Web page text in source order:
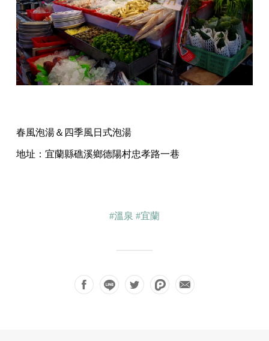
春風泡湯＆四季風日式泡湯
地址：宜蘭縣礁溪鄉德陽村忠孝路一巷
#溫泉 #宜蘭